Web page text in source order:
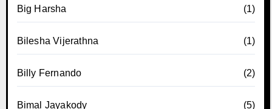
Big Harsha (1)
Bilesha Vijerathna (1)
Billy Fernando (2)
Bimal Jayakody (5)